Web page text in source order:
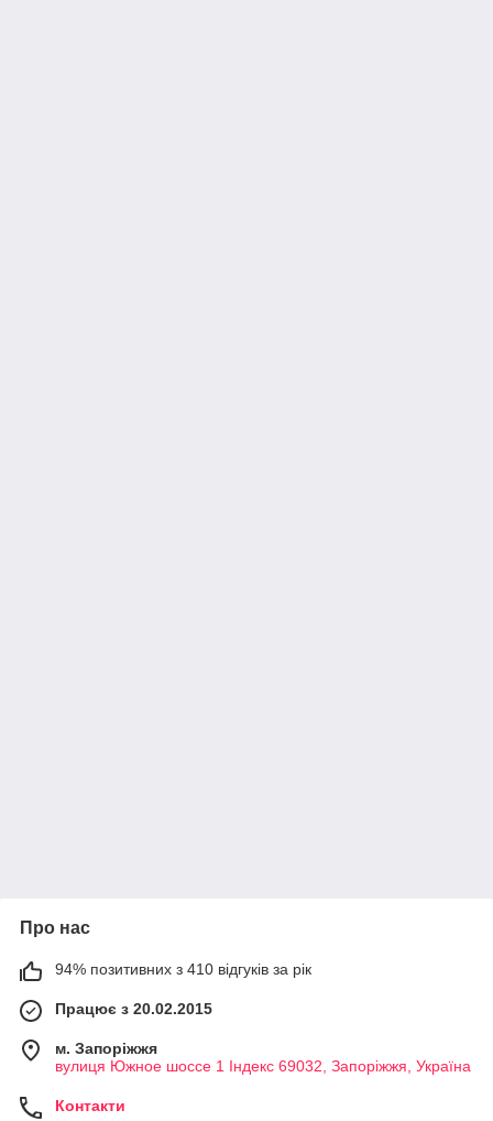
Про нас
94% позитивних з 410 відгуків за рік
Працює з 20.02.2015
м. Запоріжжя
вулиця Южное шоссе 1 Індекс 69032, Запоріжжя, Україна
Контакти